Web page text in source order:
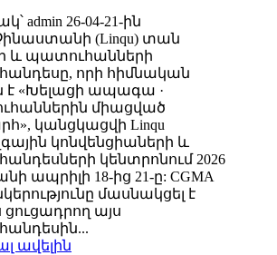
admin 26-04-21-ին
(Linqu) տան
և պատուհանների
որի հիմնական
է «Խելացի ապագա ·
միացված
կանցկացվի Linqu
կոնվենցիաների և
կենտրոնում 2026
ապրիլի 18-ից 21-ը: CGMA
մասնակցել է
ցուցադրող այս
ավելին